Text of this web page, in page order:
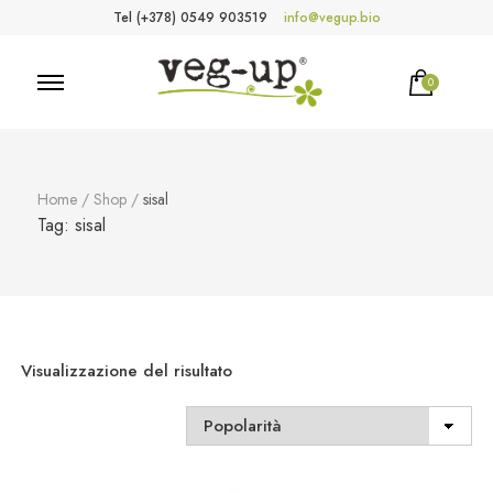
Tel (+378) 0549 903519 info@vegup.bio
0
Home / Shop / sisal
Tag: sisal
Visualizzazione del risultato